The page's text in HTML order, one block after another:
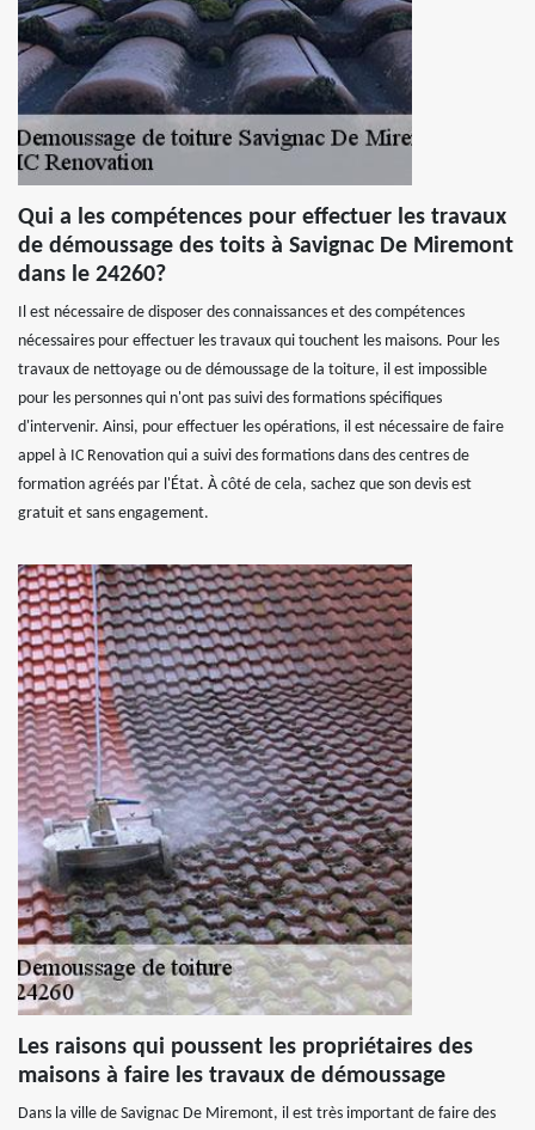
Qui a les compétences pour effectuer les travaux
de démoussage des toits à Savignac De Miremont
dans le 24260?
Il est nécessaire de disposer des connaissances et des compétences
nécessaires pour effectuer les travaux qui touchent les maisons. Pour les
travaux de nettoyage ou de démoussage de la toiture, il est impossible
pour les personnes qui n'ont pas suivi des formations spécifiques
d'intervenir. Ainsi, pour effectuer les opérations, il est nécessaire de faire
appel à IC Renovation qui a suivi des formations dans des centres de
formation agréés par l'État. À côté de cela, sachez que son devis est
gratuit et sans engagement.
Les raisons qui poussent les propriétaires des
maisons à faire les travaux de démoussage
Dans la ville de Savignac De Miremont, il est très important de faire des